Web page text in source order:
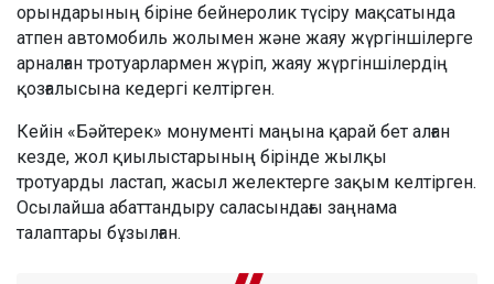
орындарының біріне бейнеролик түсіру мақсатында
атпен автомобиль жолымен және жаяу жүргіншілерге
арналған тротуарлармен жүріп, жаяу жүргіншілердің
қозғалысына кедергі келтірген.
Кейін «Бәйтерек» монументі маңына қарай бет алған
кезде, жол қиылыстарының бірінде жылқы
тротуарды ластап, жасыл желектерге зақым келтірген.
Осылайша абаттандыру саласындағы заңнама
талаптары бұзылған.